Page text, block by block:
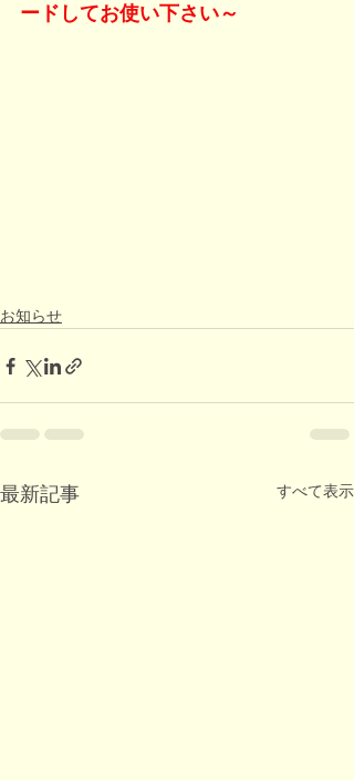
ードしてお使い下さい～
お知らせ
最新記事 すべて表示